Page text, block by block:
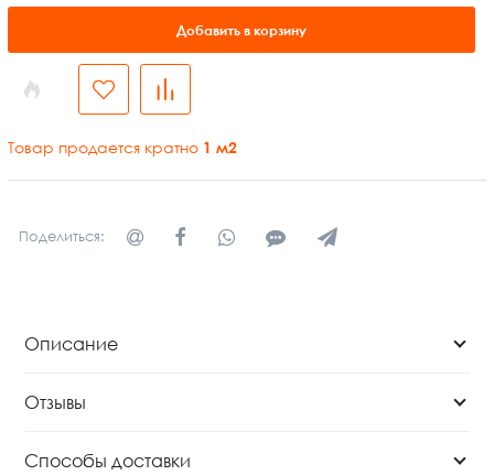
Добавить в корзину
Товар продается кратно 1 м2
Поделиться:
Описание
Отзывы
Способы доставки